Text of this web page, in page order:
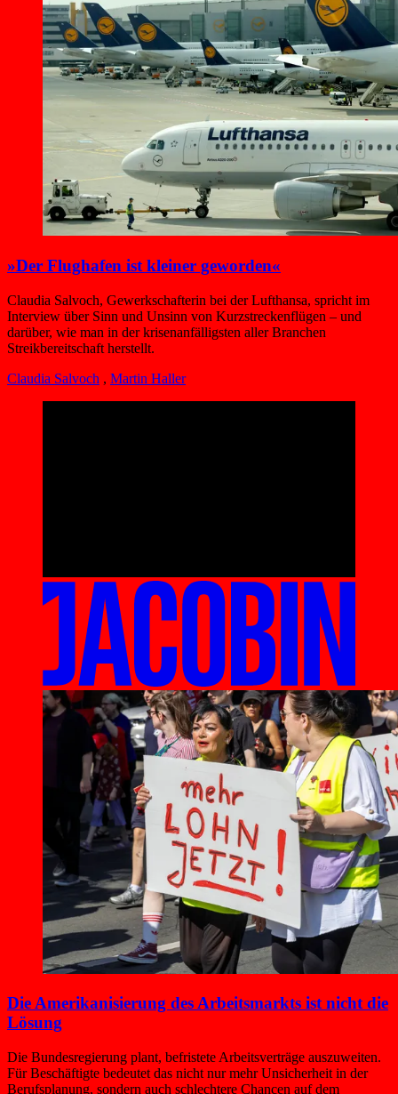
»Der Flughafen ist kleiner geworden«
Claudia Salvoch, Gewerkschafterin bei der Lufthansa, spricht im
Interview über Sinn und Unsinn von Kurzstreckenflügen – und
darüber, wie man in der krisenanfälligsten aller Branchen
Streikbereitschaft herstellt.
Claudia Salvoch , Martin Haller
Die Amerikanisierung des Arbeitsmarkts ist nicht die
Lösung
Die Bundesregierung plant, befristete Arbeitsverträge auszuweiten.
Für Beschäftigte bedeutet das nicht nur mehr Unsicherheit in der
Berufsplanung, sondern auch schlechtere Chancen auf dem